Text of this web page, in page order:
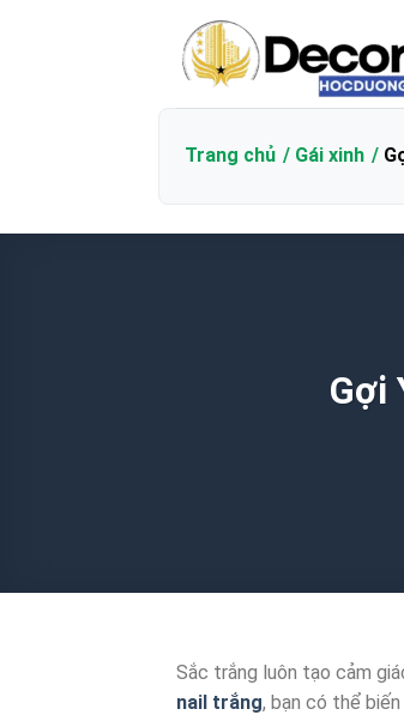
Trang chủ Gái xinh
Gợi
Sắc trắng luôn tạo cảm
nail trắng, bạn có thể